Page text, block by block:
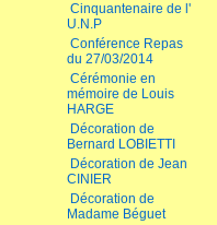
Cinquantenaire de l'
U.N.P
Conférence Repas
du 27/03/2014
Cérémonie en
mémoire de Louis
HARGE
Décoration de
Bernard LOBIETTI
Décoration de Jean
CINIER
Décoration de
Madame Béguet